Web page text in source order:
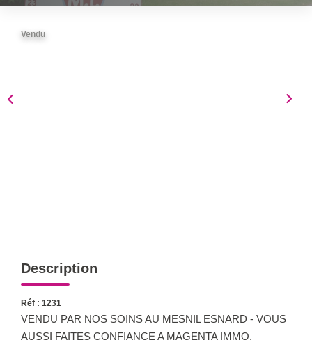
Vendu
Description
Réf : 1231
VENDU PAR NOS SOINS AU MESNIL ESNARD - VOUS
AUSSI FAITES CONFIANCE A MAGENTA IMMO.